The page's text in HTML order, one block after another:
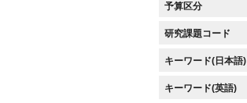
予算区分
研究課題コード
キーワード(日本語)
キーワード(英語)